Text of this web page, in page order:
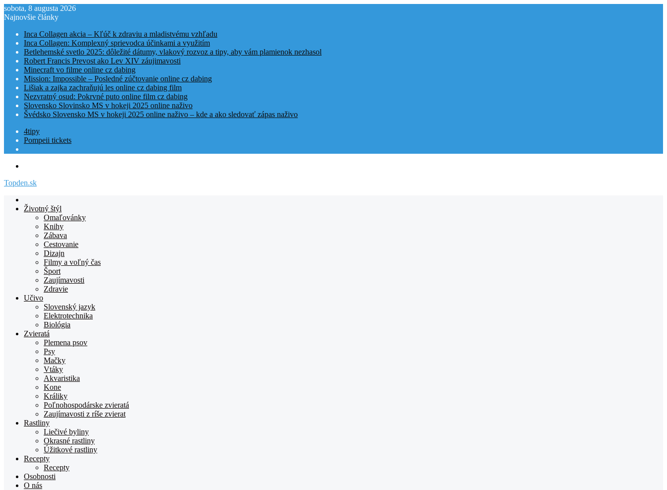
sobota, 8 augusta 2026
Najnovšie články
Inca Collagen akcia – Kľúč k zdraviu a mladistvému vzhľadu
Inca Collagen: Komplexný sprievodca účinkami a využitím
Betlehemské svetlo 2025: dôležité dátumy, vlakový rozvoz a tipy, aby vám plamienok nezhasol
Robert Francis Prevost ako Lev XIV záujimavosti
Minecraft vo filme online cz dabing
Mission: Impossible – Posledné zúčtovanie online cz dabing
Lišiak a zajka zachraňujú les online cz dabing film
Nezvratný osud: Pokrvné puto online film cz dabing
Slovensko Slovinsko MS v hokeji 2025 online naživo
Švédsko Slovensko MS v hokeji 2025 online naživo – kde a ako sledovať zápas naživo
4tipy
Pompeii tickets
Topden.sk
stranka
TOPden.sk
Životný štýl
Omaľovánky
Knihy
Zábava
Cestovanie
Dizajn
Filmy a voľný čas
Šport
Zaujímavosti
Zdravie
Učivo
Slovenský jazyk
Elektrotechnika
Biológia
Zvieratá
Plemena psov
Psy
Mačky
Vtáky
Akvaristika
Kone
Králiky
Poľnohospodárske zvieratá
Zaujímavosti z ríše zvierat
Rastliny
Liečivé byliny
Okrasné rastliny
Úžitkové rastliny
Recepty
Recepty
Osobnosti
O nás